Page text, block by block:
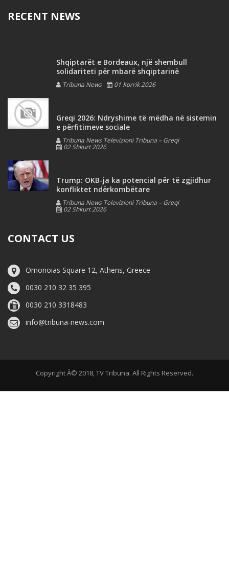
RECENT NEWS
Shqiptarët e Bordeaux, një shembull
solidariteti për mbarë shqiptarinë
Tribuna News 01 Korrik 2026
Greqi 2026: Ndryshime të mëdha në sistemin
e përfitimeve sociale
Tribuna News Televizioni Tribuna – Greqi
02 Shkurt 2026
Trump: OKB-ja ka potencial për të zgjidhur
konfliktet ndërkombëtare
Tribuna News Televizioni Tribuna – Greqi
02 Shkurt 2026
CONTACT US
Omonoias Square 12, Athens, Greece
0030 210 32 35 395
0030 210 3318483
info@tribuna-news.com
Copyright Â© 2018, TV Tribuna. All Rights Reserved.